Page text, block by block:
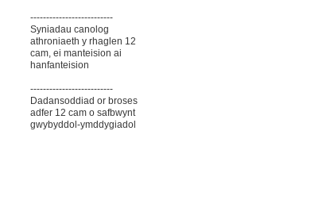
--------------------------
Syniadau canolog
athroniaeth y rhaglen 12
cam, ei manteision ai
hanfanteision
--------------------------
Dadansoddiad or broses
adfer 12 cam o safbwynt
gwybyddol-ymddygiadol